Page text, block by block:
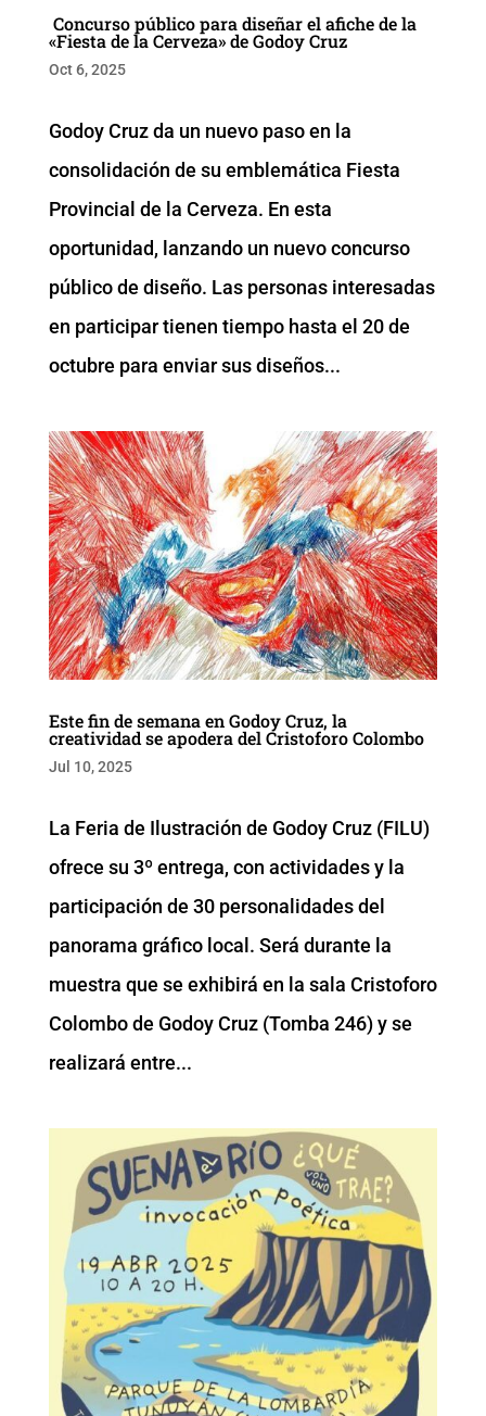
Concurso público para diseñar el afiche de la
«Fiesta de la Cerveza» de Godoy Cruz
Oct 6, 2025
Godoy Cruz da un nuevo paso en la
consolidación de su emblemática Fiesta
Provincial de la Cerveza. En esta
oportunidad, lanzando un nuevo concurso
público de diseño. Las personas interesadas
en participar tienen tiempo hasta el 20 de
octubre para enviar sus diseños...
Este fin de semana en Godoy Cruz, la
creatividad se apodera del Cristoforo Colombo
Jul 10, 2025
La Feria de Ilustración de Godoy Cruz (FILU)
ofrece su 3º entrega, con actividades y la
participación de 30 personalidades del
panorama gráfico local. Será durante la
muestra que se exhibirá en la sala Cristoforo
Colombo de Godoy Cruz (Tomba 246) y se
realizará entre...